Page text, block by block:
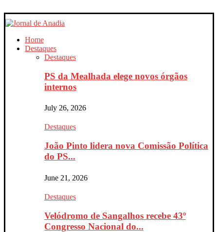
Home
Destaques
Destaques
PS da Mealhada elege novos órgãos
internos
July 26, 2026
Destaques
João Pinto lidera nova Comissão Política
do PS...
June 21, 2026
Destaques
Velódromo de Sangalhos recebe 43º
Congresso Nacional do...